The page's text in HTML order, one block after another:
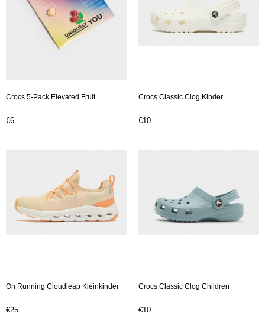
Crocs 5-Pack Elevated Fruit
€6
Crocs Classic Clog Kinder
€10
On Running Cloudleap Kleinkinder
€25
Crocs Classic Clog Children
€10